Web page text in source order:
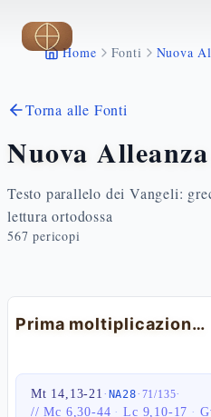
Vai al contenuto principale
Home Fonti Nuova
Torna alle Fonti
Nuova Alleanza
Testo parallelo dei Vangeli:
lettura ortodossa
567 pericopi
Prima moltiplicazione dei pani
Mt 14,13-21 · NA28· 71/135·
//Mc 6,30-44 · Lc 9,10-17 ·